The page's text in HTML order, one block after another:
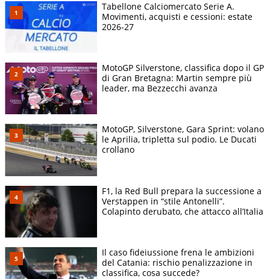
Tabellone Calciomercato Serie A.
Movimenti, acquisti e cessioni: estate
2026-27
MotoGP Silverstone, classifica dopo il GP
di Gran Bretagna: Martin sempre più
leader, ma Bezzecchi avanza
MotoGP, Silverstone, Gara Sprint: volano
le Aprilia, tripletta sul podio. Le Ducati
crollano
F1, la Red Bull prepara la successione a
Verstappen in “stile Antonelli”.
Colapinto derubato, che attacco all’Italia
Il caso fideiussione frena le ambizioni
del Catania: rischio penalizzazione in
classifica, cosa succede?